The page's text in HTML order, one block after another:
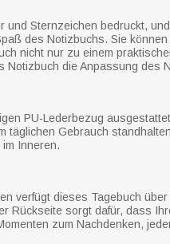
und Sternzeichen bedruckt,
des Notizbuchs. Sie
nicht nur zu einem
Notizbuch die Anpassung des
PU-Lederbezug
täglichen Gebrauch
Inneren.
verfügt dieses Tagebuch
Rückseite sorgt dafür, dass
zum Nachdenken,